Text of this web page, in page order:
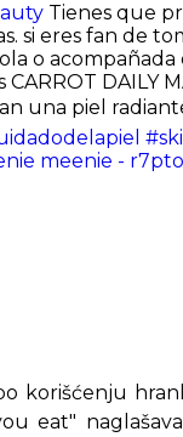
Tienes que
si eres fan de
o acompañada
DAILY
una piel
meenie -
korišćenju
eat"